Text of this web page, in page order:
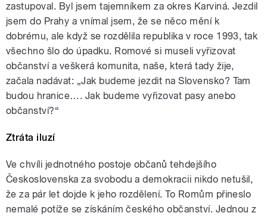
zastupoval. Byl jsem tajemníkem za okres Karviná. Jezdil
jsem do Prahy a vnímal jsem, že se něco mění k
dobrému, ale když se rozdělila republika v roce 1993, tak
všechno šlo do úpadku. Romové si museli vyřizovat
občanství a veškerá komunita, naše, která tady žije,
začala nadávat: „Jak budeme jezdit na Slovensko? Tam
budou hranice…. Jak budeme vyřizovat pasy anebo
občanství?“
Ztráta iluzí
Ve chvíli jednotného postoje občanů tehdejšího
Československa za svobodu a demokracii nikdo netušil,
že za pár let dojde k jeho rozdělení. To Romům přineslo
nemalé potíže se získáním českého občanství. Jednou z